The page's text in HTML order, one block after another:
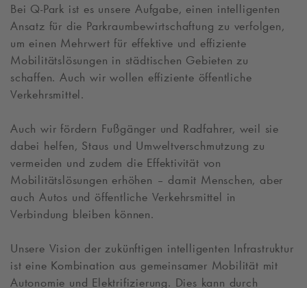
Bei Q-Park ist es unsere Aufgabe, einen intelligenten
Ansatz für die Parkraumbewirtschaftung zu verfolgen,
um einen Mehrwert für effektive und effiziente
Mobilitätslösungen in städtischen Gebieten zu
schaffen. Auch wir wollen effiziente öffentliche
Verkehrsmittel.
Auch wir fördern Fußgänger und Radfahrer, weil sie
dabei helfen, Staus und Umweltverschmutzung zu
vermeiden und zudem die Effektivität von
Mobilitätslösungen erhöhen – damit Menschen, aber
auch Autos und öffentliche Verkehrsmittel in
Verbindung bleiben können.
Unsere Vision der zukünftigen intelligenten Infrastruktur
ist eine Kombination aus gemeinsamer Mobilität mit
Autonomie und Elektrifizierung. Dies kann durch